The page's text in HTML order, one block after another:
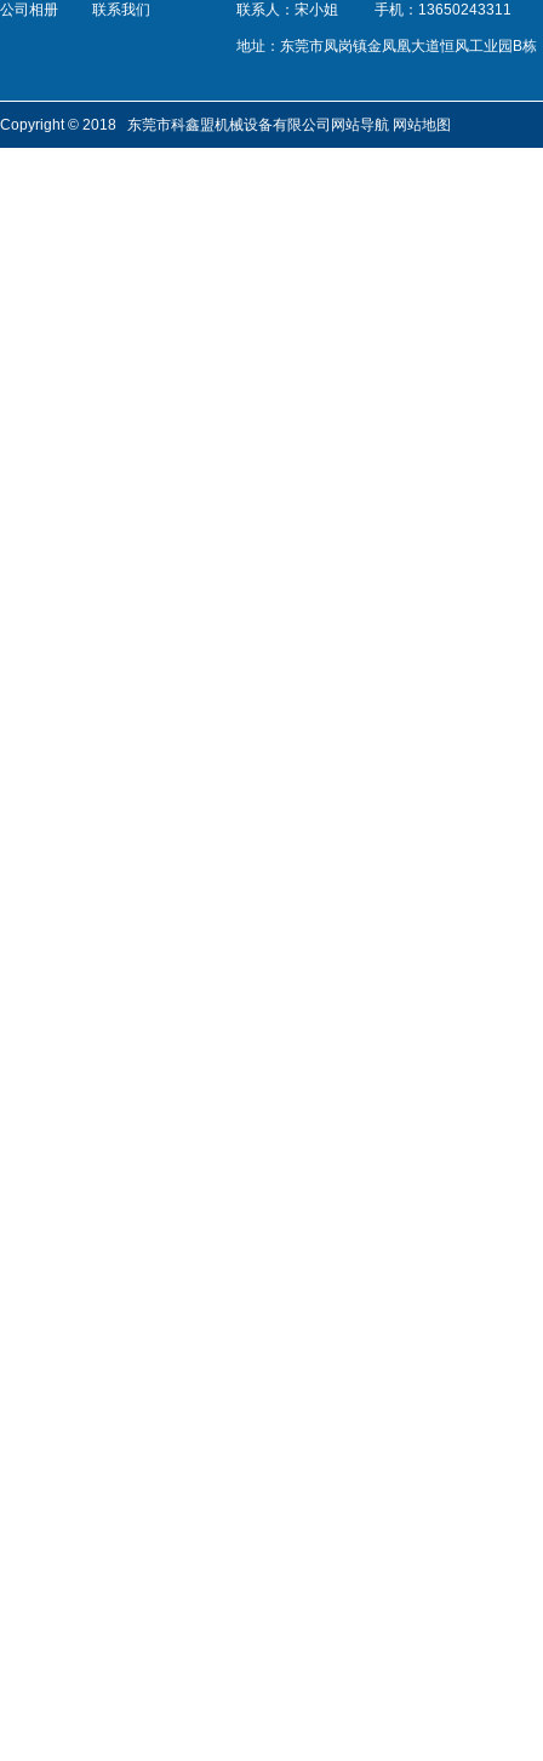
公司相册 联系我们 联系人：宋小姐 手机：13650243311
地址：东莞市凤岗镇金凤凰大道恒风工业园B栋
Copyright © 2018 东莞市科鑫盟机械设备有限公司 网站导航 网站地图